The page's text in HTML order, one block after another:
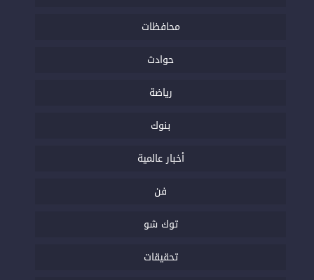
محافظات
حوادث
رياضة
بنوك
أخبار عالمية
فن
توك شو
تحقيقات